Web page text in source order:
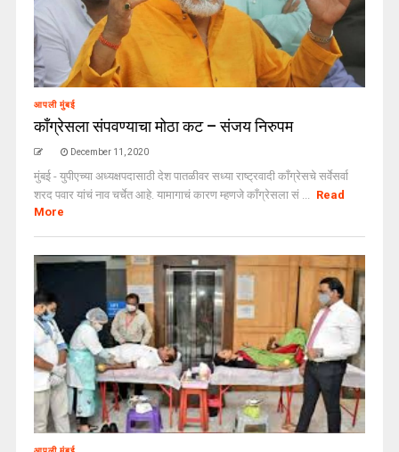
आपली मुंबई
काँग्रेसला संपवण्याचा मोठा कट – संजय निरुपम
December 11, 2020
मुंबई - युपीएच्या अध्यक्षपदासाठी देश पातळीवर सध्या राष्ट्रवादी काँग्रेसचे सर्वेसर्वा
शरद पवार यांचं नाव चर्चेत आहे. यामागाचं कारण म्हणजे काँग्रेसला सं ... Read
More